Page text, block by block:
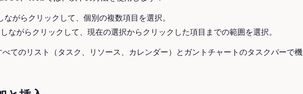
ながらクリックして、個別の複数項目を選択。
ながらクリックして、現在の選択からクリックした項目までの範囲を選択。
てのリスト（タスク、リソース、カレンダー）とガントチャートのタスクバーで機